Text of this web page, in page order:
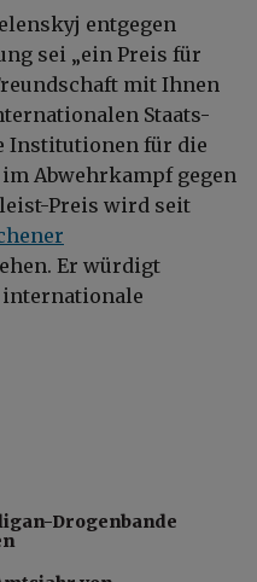
entgegen
sei „ein Preis für
mit Ihnen
Staats-
Institutionen für die
Abwehrkampf gegen
Preis wird seit
Er würdigt
internationale
Drogenbande